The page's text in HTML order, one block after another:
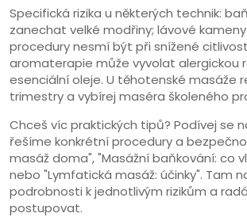
Specifická rizika u některých technik:
zanechat velké modřiny; lávové
procedury nesmí být při snížené
aromaterapie může vyvolat alergickou
esenciální oleje. U těhotenské masáže
trimestry a vybírej maséra školeného
Chceš víc praktických tipů? Podívej se
řešíme konkrétní procedury a
masáž doma", "Masážní baňkování: co
nebo "Lymfatická masáž: účinky". Tam
podrobnosti k jednotlivým rizikům a
postupovat.